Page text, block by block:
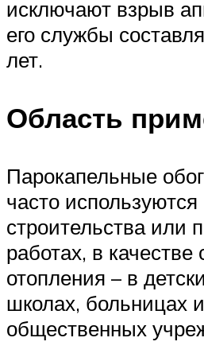
исключают взрыв
его службы
лет.
Область
Парокапельные
часто
строительства или
работах, в
отопления – в
школах, больницах
общественных